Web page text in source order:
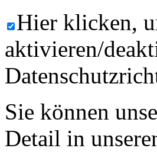
Hier klicken,
aktivieren/
Sie können
Detail in